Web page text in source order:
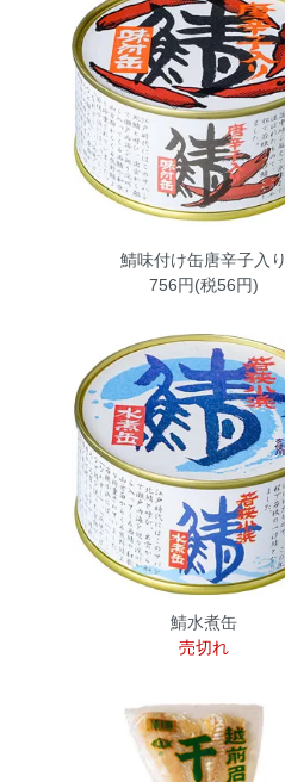
鯖味付け缶唐辛子入り
756円(税56円)
鯖水煮缶
売切れ